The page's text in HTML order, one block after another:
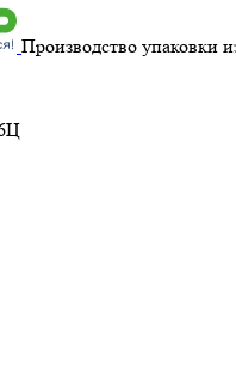
Производство упаковки